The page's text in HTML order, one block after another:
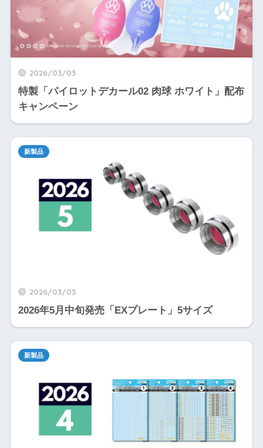
2026/03/03
特製「パイロットデカール02 肉球 ホワイト」配布
キャンペーン
2026/03/03
2026年5月中旬発売「EXプレート」5サイズ
新製品
新製品